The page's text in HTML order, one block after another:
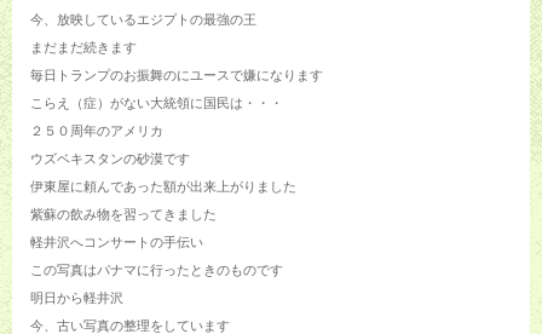
今、放映しているエジプトの最強の王
まだまだ続きます
毎日トランプのお振舞のにユースで嫌になります
こらえ（症）がない大統領に国民は・・・
２５０周年のアメリカ
ウズベキスタンの砂漠です
伊東屋に頼んであった額が出来上がりました
紫蘇の飲み物を習ってきました
軽井沢へコンサートの手伝い
この写真はパナマに行ったときのものです
明日から軽井沢
今、古い写真の整理をしています